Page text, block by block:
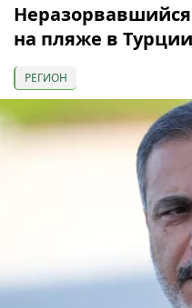
на пляже в Турции
РЕГИОН